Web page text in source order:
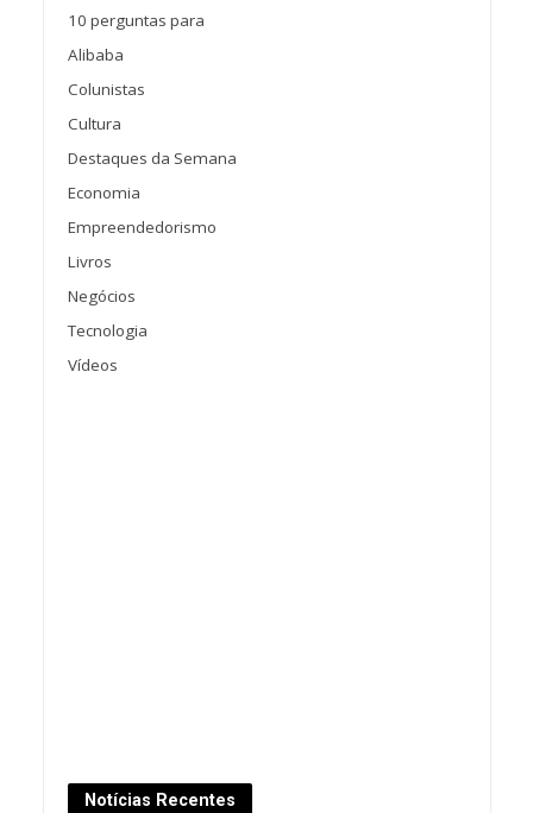
10 perguntas para
Alibaba
Colunistas
Cultura
Destaques da Semana
Economia
Empreendedorismo
Livros
Negócios
Tecnologia
Vídeos
Notícias Recentes